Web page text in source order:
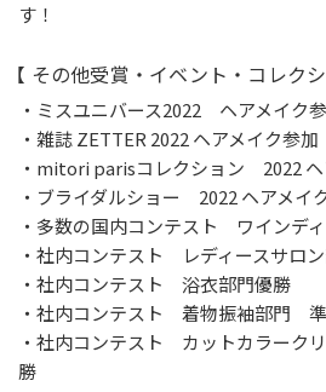
す！
【 その他受賞・イベント・コレク
・ミスユニバース2022 ヘアメイク
・雑誌 ZETTER 2022 ヘアメイク参加
・mitori parisコレクション 2022 ヘ
・ブライダルショー 2022 ヘアメイ
・多数の国内コンテスト ワインデ
・社内コンテスト レディースサロ
・社内コンテスト 浴衣部門優勝
・社内コンテスト 着物振袖部門
・社内コンテスト カットカラーク
勝